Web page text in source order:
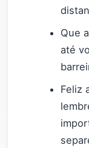
Que
até
Feliz